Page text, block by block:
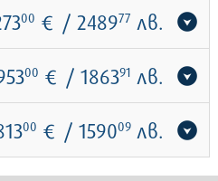
00 € / 248977 лв.
00 € / 186391 лв.
00 € / 159009лв.